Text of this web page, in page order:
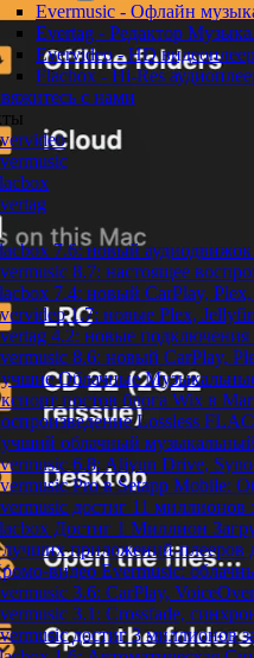
Evermusic - Офлайн
Evertag - Редактор
Evervideo - HD
Flacbox - Hi-Res
с нами
7.6: новый
8.7: настоящее
7.4: новый CarPlay,
1.7: новые Plex,
4.2: новые подключения
8.6: новый CarPlay,
Облачные
постов блога Wix в
Lossless
облачный музыкальный
6.8: Aliyun Drive,
Pro в Setapp Mobile:
достиг 11 миллионов
Достиг 1 Миллион
лучших приложений-плееров
видео Evermusic:
3.6: CarPlay,
3.1: Crossfade,
достиг 3 миллионов